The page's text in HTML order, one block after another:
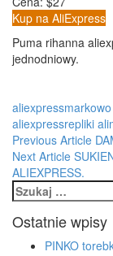
Kup na AliExpress
Puma rihanna
jednodniowy.
aliexpressmarkowo
aliexpressrepliki
Post
Previous Article
Next Article
ALIEXPRESS.
Szukaj:
Ostatnie wpisy
PINKO